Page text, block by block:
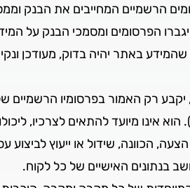
הרשמיים המחייבים את הבנק
הפרסומים ומסמכי הבנק על
באתר יהיה בדוק, מעודכן
רק האמור בפרסומיו הרשמיים
הכוונה, שידול או ייעוץ
בנתונים האישיים של כל לקוח.